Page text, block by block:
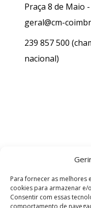
Para fornecer as melhores
cookies para armazenar
Consentir com essas
comportamento de
Praça 8 de Maio
geral@cm-
239 857 500
nacional)